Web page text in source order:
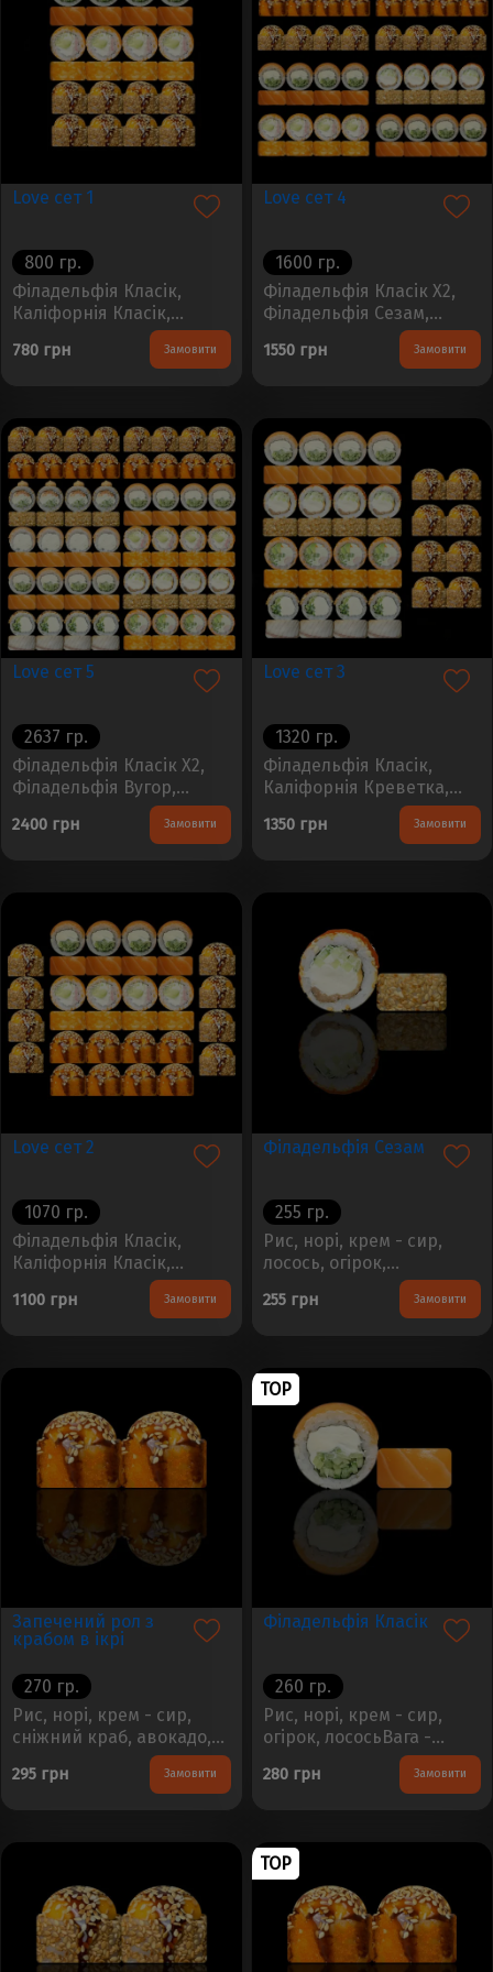
Love сет 1
800 гр.
Філадельфія Класік,
Каліфорнія Класік,
Запечений рол з крабом
в кунжутіВага -800гр.
780 грн Замовити
Love сет 4
1600 гр.
Філадельфія Класік Х2,
Філадельфія Сезам,
Каліфорнія Класік,
Запечений рол з крабом
1550 грн Замовити
Love сет 5
2637 гр.
Філадельфія Класік X2,
Філадельфія Вугор,
Ніжність, Каліфорнія
Класік, Каліфорнія
Запечений рол з лососем
в кунжуті, Запечений рол
з креветкою в ікріВага -
2450гр. Кількість - 80шт...
2400 грн Замовити
Love сет 3
1320 гр.
Філадельфія Класік,
Каліфорнія Креветка,
Філадельфія Сезам,
Філадельфія Вугор,
1350 грн Замовити
Love сет 2
1070 гр.
Філадельфія Класік,
Каліфорнія Класік,
Запечений рол з крабом
в кунжуті, Запечений рол
1100 грн Замовити
Філадельфія Сезам
255 гр.
Рис, норі, крем - сир,
лосось, огірок,
кунжутВага - 260гр.
Кількість - 8шт...
255 грн Замовити
Запечений рол з
крабом в ікрі
270 гр.
Рис, норі, крем - сир,
сніжний краб, авокадо,
ікра тобіко, сирний соус,
соус унагі, кунжутВага -
295 грн Замовити
TOP
Філадельфія Класік
260 гр.
Рис, норі, крем - сир,
огірок, лососьВага -
260гр. Кількість - 8шт...
280 грн Замовити
TOP